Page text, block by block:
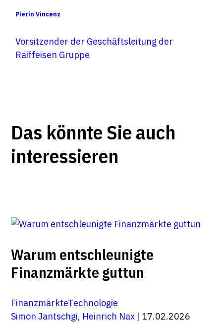
Pierin Vincenz
Vorsitzender der Geschäftsleitung der
Raiffeisen Gruppe
Das könnte Sie auch
interessieren
Warum entschleunigte
Finanzmärkte guttun
FinanzmärkteTechnologie
Simon Jantschgi, Heinrich Nax| 17.02.2026